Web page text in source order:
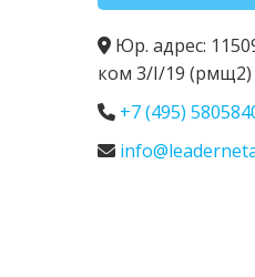
Юр. адрес:
ком 3/I/19 (рмщ2)
+7 (495)